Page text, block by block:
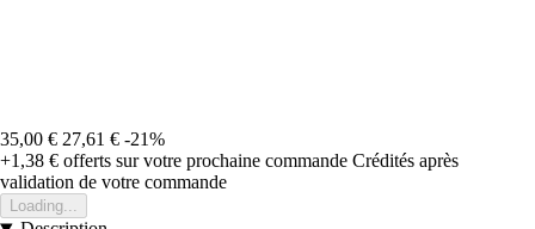
35,00 € 27,61 € -21%
+1,38 € offerts sur votre prochaine commande Crédités après
validation de votre commande
Loading...